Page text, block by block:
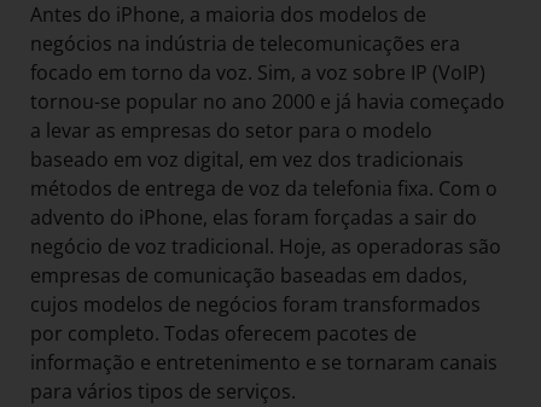
Antes do iPhone, a maioria dos modelos de
negócios na indústria de telecomunicações era
focado em torno da voz. Sim, a voz sobre IP (VoIP)
tornou-se popular no ano 2000 e já havia começado
a levar as empresas do setor para o modelo
baseado em voz digital, em vez dos tradicionais
métodos de entrega de voz da telefonia fixa. Com o
advento do iPhone, elas foram forçadas a sair do
negócio de voz tradicional. Hoje, as operadoras são
empresas de comunicação baseadas em dados,
cujos modelos de negócios foram transformados
por completo. Todas oferecem pacotes de
informação e entretenimento e se tornaram canais
para vários tipos de serviços.